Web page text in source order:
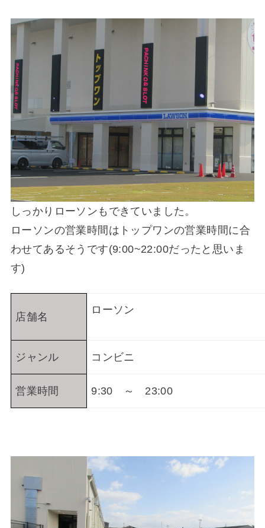
しっかりローソンもできていました。
ローソンの営業時間はトップワンの営業時間に合
わせてあるそうです(9:00~22:00だったと思いま
す)
店舗名
ローソン
ジャンル コンビニ
営業時間 9:30 ～ 23:00